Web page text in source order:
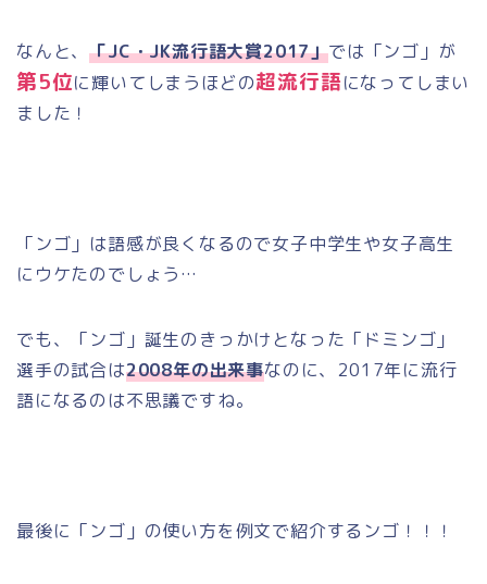
なんと、「JC・JK流行語大賞2017」では「ンゴ」が
第5位に輝いてしまうほどの超流行語になってしまい
ました！
「ンゴ」は語感が良くなるので女子中学生や女子高生
にウケたのでしょう…
でも、「ンゴ」誕生のきっかけとなった「ドミンゴ」
選手の試合は2008年の出来事なのに、 2017年に流行
語になるのは不思議ですね。
最後に「ンゴ」の使い方を例文で紹介するンゴ！！！